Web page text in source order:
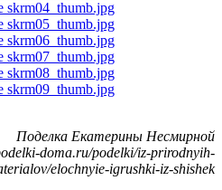
Поделка Екатерины Несмирной
doma.ru/podelki/iz-prirodnyih-
elochnyie-igrushki-iz-shishek